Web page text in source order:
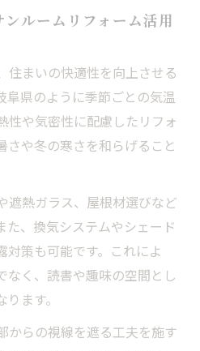
ルームリフォーム活用
住まいの快適性を向上させる
阜県のように季節ごとの気温
性や気密性に配慮したリフォ
さや冬の寒さを和らげること
遮熱ガラス、屋根材選びなど
た、換気システムやシェード
対策も可能です。これによ
なく、読書や趣味の空間とし
ます。
からの視線を遮る工夫を施す